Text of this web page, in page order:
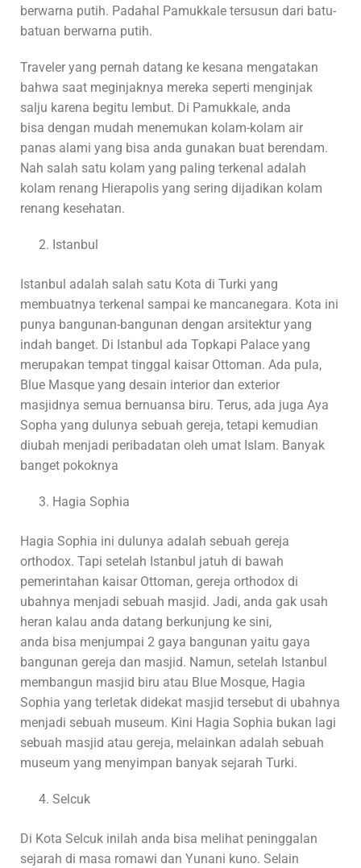
berwarna putih. Padahal Pamukkale tersusun dari batu-
batuan berwarna putih.
Traveler yang pernah datang ke kesana mengatakan
bahwa saat meginjaknya mereka seperti menginjak
salju karena begitu lembut. Di Pamukkale, anda
bisa dengan mudah menemukan kolam-kolam air
panas alami yang bisa anda gunakan buat berendam.
Nah salah satu kolam yang paling terkenal adalah
kolam renang Hierapolis yang sering dijadikan kolam
renang kesehatan.
Istanbul
Istanbul adalah salah satu Kota di Turki yang
membuatnya terkenal sampai ke mancanegara. Kota ini
punya bangunan-bangunan dengan arsitektur yang
indah banget. Di Istanbul ada Topkapi Palace yang
merupakan tempat tinggal kaisar Ottoman. Ada pula,
Blue Masque yang desain interior dan exterior
masjidnya semua bernuansa biru. Terus, ada juga Aya
Sopha yang dulunya sebuah gereja, tetapi kemudian
diubah menjadi peribadatan oleh umat Islam. Banyak
banget pokoknya
Hagia Sophia
Hagia Sophia ini dulunya adalah sebuah gereja
orthodox. Tapi setelah Istanbul jatuh di bawah
pemerintahan kaisar Ottoman, gereja orthodox di
ubahnya menjadi sebuah masjid. Jadi, anda gak usah
heran kalau anda datang berkunjung ke sini,
anda bisa menjumpai 2 gaya bangunan yaitu gaya
bangunan gereja dan masjid. Namun, setelah Istanbul
membangun masjid biru atau Blue Mosque, Hagia
Sophia yang terletak didekat masjid tersebut di ubahnya
menjadi sebuah museum. Kini Hagia Sophia bukan lagi
sebuah masjid atau gereja, melainkan adalah sebuah
museum yang menyimpan banyak sejarah Turki.
Selcuk
Di Kota Selcuk inilah anda bisa melihat peninggalan
sejarah di masa romawi dan Yunani kuno. Selain